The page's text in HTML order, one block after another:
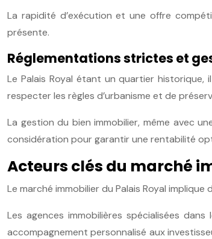
La rapidité d’exécution et une offre
présente.
Réglementations strictes et
Le Palais Royal étant un quartier
respecter les règles d’urbanisme et de
La gestion du bien immobilier, même avec
considération pour garantir une rentabilité
Acteurs clés du marché
Le marché immobilier du Palais Royal
Les agences immobilières spécialisées
accompagnement personnalisé aux